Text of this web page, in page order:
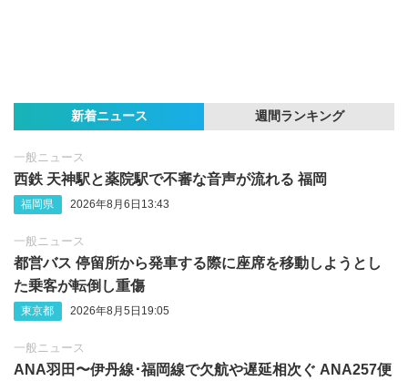
新着ニュース 週間ランキング
一般ニュース
西鉄 天神駅と薬院駅で不審な音声が流れる 福岡
福岡県 2026年8月6日13:43
一般ニュース
都営バス 停留所から発車する際に座席を移動しようとし
た乗客が転倒し重傷
東京都 2026年8月5日19:05
一般ニュース
ANA羽田〜伊丹線･福岡線で欠航や遅延相次ぐ ANA257便